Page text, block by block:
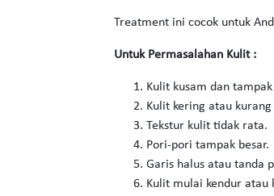
Treatment ini cocok untuk
Untuk Permasalahan Kulit :
Kulit kusam dan
Kulit kering atau
Tekstur kulit tidak rata.
Pori-pori tampak besar.
Garis halus atau tanda
Kulit mulai kendur atau